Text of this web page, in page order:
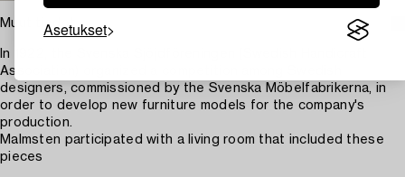
Asetukset
Muut tiedot
In 1922, the Svenska Sjöjdföreningen (Swedish Handicraft
Association) organized a competition among Swedish
designers, commissioned by the Svenska Möbelfabrikerna, in
order to develop new furniture models for the company's
production.
Malmsten participated with a living room that included these
pieces